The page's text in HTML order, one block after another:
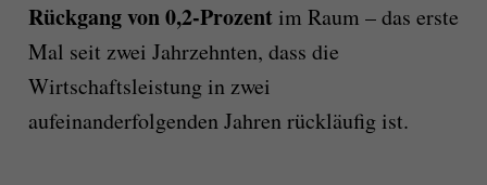
Rückgang von 0,2-Prozentim Raum – das erste
Mal seit zwei Jahrzehnten, dass die
Wirtschaftsleistung in zwei
aufeinanderfolgenden Jahren rückläufig ist.